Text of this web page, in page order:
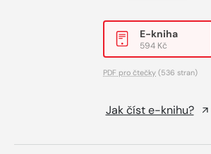
E-kniha
594 Kč
PDF pro čtečky (536 stran)
Jak číst e-knihu?